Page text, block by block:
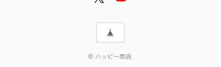
© ハッピー商店